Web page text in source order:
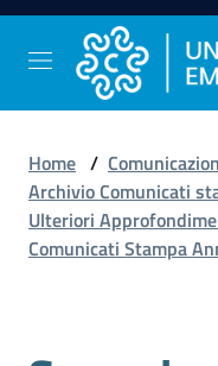
Vai al contenuto
Vai alla navigazione
Vai al footer
Comunicazione
e
Stampa
Home /
Archivio Comunicati
Ulteriori
Comunicati Stampa